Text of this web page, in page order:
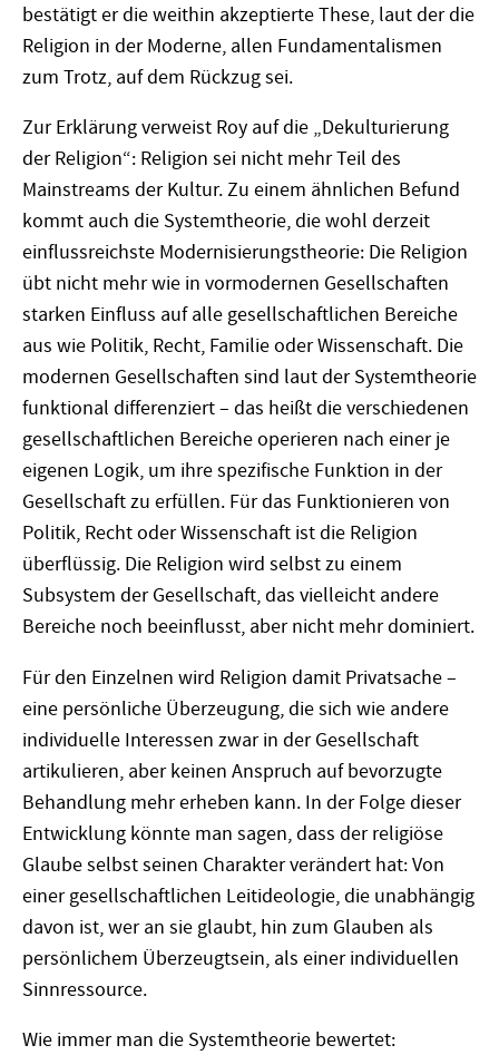
bestätigt er die weithin akzeptierte These, laut der die
Religion in der Moderne, allen Fundamentalismen
zum Trotz, auf dem Rückzug sei.
Zur Erklärung verweist Roy auf die „Dekulturierung
der Religion“: Religion sei nicht mehr Teil des
Mainstreams der Kultur. Zu einem ähnlichen Befund
kommt auch die Systemtheorie, die wohl derzeit
einflussreichste Modernisierungstheorie: Die Religion
übt nicht mehr wie in vormodernen Gesellschaften
starken Einfluss auf alle gesellschaftlichen Bereiche
aus wie Politik, Recht, Familie oder Wissenschaft. Die
modernen Gesellschaften sind laut der Systemtheorie
funktional differenziert – das heißt die verschiedenen
gesellschaftlichen Bereiche operieren nach einer je
eigenen Logik, um ihre spezifische Funktion in der
Gesellschaft zu erfüllen. Für das Funktionieren von
Politik, Recht oder Wissenschaft ist die Religion
überflüssig. Die Religion wird selbst zu einem
Subsystem der Gesellschaft, das vielleicht andere
Bereiche noch beeinflusst, aber nicht mehr dominiert.
Für den Einzelnen wird Religion damit Privatsache –
eine persönliche Überzeugung, die sich wie andere
individuelle Interessen zwar in der Gesellschaft
artikulieren, aber keinen Anspruch auf bevorzugte
Behandlung mehr erheben kann. In der Folge dieser
Entwicklung könnte man sagen, dass der religiöse
Glaube selbst seinen Charakter verändert hat: Von
einer gesellschaftlichen Leitideologie, die unabhängig
davon ist, wer an sie glaubt, hin zum Glauben als
persönlichem Überzeugtsein, als einer individuellen
Sinnressource.
Wie immer man die Systemtheorie bewertet: